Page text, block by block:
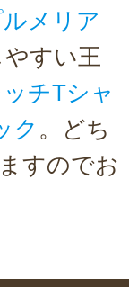
メリア
すい王
チTシャ
ク 。どち
すのでお